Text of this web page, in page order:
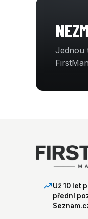
Jednou
Už 10 let
přední